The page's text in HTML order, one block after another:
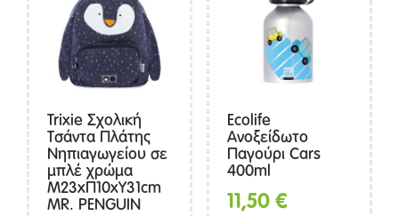
Trixie Σχολική
Τσάντα Πλάτης
Νηπιαγωγείου σε
μπλέ χρώμα
Μ23xΠ10xΥ31cm
MR. PENGUIN
Ecolife
Ανοξείδωτο
Παγούρι Cars
400ml
11,50€